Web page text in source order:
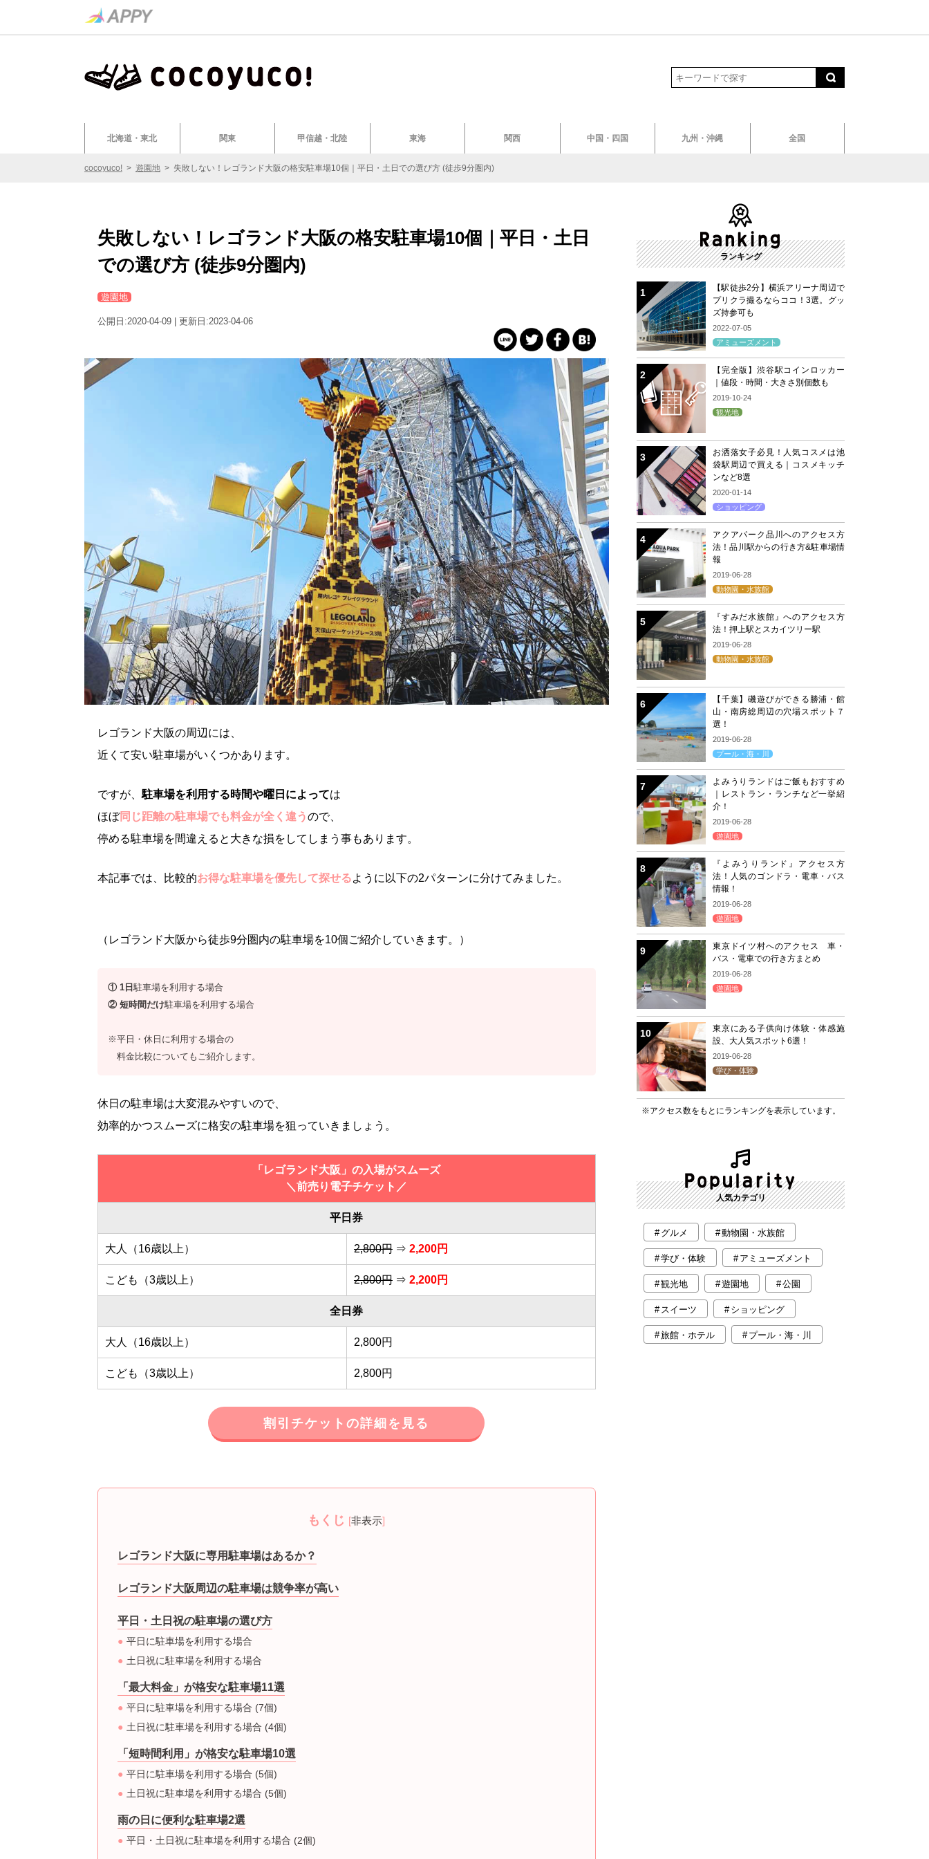
北海道・東北 関東 甲信越・北陸 東海 関西 中国・四国 九州・沖縄 全国
cocoyuco! > 遊園地 > 失敗しない！レゴランド大阪の格安駐車場10個｜平日・土日での選び方 (徒歩9分圏内)
失敗しない！レゴランド大阪の格安駐車場10個｜平日・土日
での選び方 (徒歩9分圏内)
遊園地
公開日:2020-04-09 | 更新日:2023-04-06
レゴランド大阪の周辺には、
近くて安い駐車場がいくつかあります。
ですが、 駐車場を利用する時間や曜日によっては
ほぼ同じ距離の駐車場でも料金が全く違うので、
停める駐車場を間違えると大きな損をしてしまう事もあります。
本記事では、比較的お得な駐車場を優先して探せるように以下の2パターンに分けてみました。
（レゴランド大阪から徒歩9分圏内の駐車場を10個ご紹介していきます。）
① 1日 駐車場を利用する場合
② 短時間だけ駐車場を利用する場合
※平日・休日に利用する場合の
料金比較についてもご紹介します。
休日の駐車場は大変混みやすいので、
効率的かつスムーズに格安の駐車場を狙っていきましょう。
「レゴランド大阪」の入場がスムーズ
＼前売り電子チケット／
平日券
大人（16歳以上） 2,800円⇒ 2,200円
こども（3歳以上） 2,800円⇒ 2,200円
全日券
大人（16歳以上） 2,800円
こども（3歳以上） 2,800円
割引チケットの詳細を見る
もくじ [非表示]
レゴランド大阪に専用駐車場はあるか？
レゴランド大阪周辺の駐車場は競争率が高い
平日・土日祝の駐車場の選び方
平日に駐車場を利用する場合
土日祝に駐車場を利用する場合
「最大料金」が格安な駐車場11選
平日に駐車場を利用する場合 (7個)
土日祝に駐車場を利用する場合 (4個)
「短時間利用」が格安な駐車場10選
平日に駐車場を利用する場合 (5個)
土日祝に駐車場を利用する場合 (5個)
雨の日に便利な駐車場2選
平日・土日祝に駐車場を利用する場合 (2個)
ランキング
【駅徒歩2分】横浜アリーナ周辺で
プリクラ撮るならココ！3選。グッ
ズ持参可も
2022-07-05
アミューズメント
【完全版】渋谷駅コインロッカー
｜値段・時間・大きさ別個数も
2019-10-24
観光地
お洒落女子必見！人気コスメは池
袋駅周辺で買える｜コスメキッチ
ンなど8選
2020-01-14
ショッピング
アクアパーク品川へのアクセス方
法！品川駅からの行き方&駐車場情
報
2019-06-28
動物園・水族館
『すみだ水族館』へのアクセス方
法！押上駅とスカイツリー駅
2019-06-28
動物園・水族館
【千葉】磯遊びができる勝浦・館
山・南房総周辺の穴場スポット７
選！
2019-06-28
プール・海・川
よみうりランドはご飯もおすすめ
｜レストラン・ランチなど一挙紹
介！
2019-06-28
遊園地
『よみうりランド』アクセス方
法！人気のゴンドラ・電車・バス
情報！
2019-06-28
遊園地
東京ドイツ村へのアクセス 車・
バス・電車での行き方まとめ
2019-06-28
遊園地
東京にある子供向け体験・体感施
設、大人気スポット6選！
2019-06-28
学び・体験
※アクセス数をもとにランキングを表示しています。
人気カテゴリ
グルメ 動物園・水族館
学び・体験 アミューズメント
観光地 遊園地 公園
スイーツ ショッピング
旅館・ホテル プール・海・川